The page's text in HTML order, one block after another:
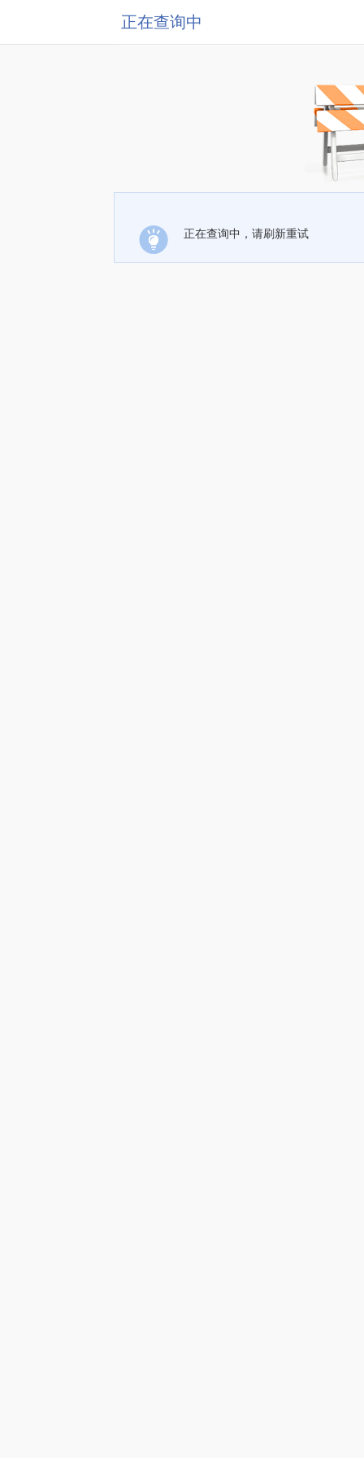
正在查询中
正在查询中，请刷新重试